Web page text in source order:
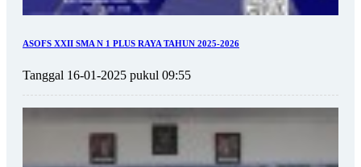
ASOFS XXII SMA N 1 PLUS RAYA TAHUN 2025-2026
Tanggal 16-01-2025 pukul 09:55